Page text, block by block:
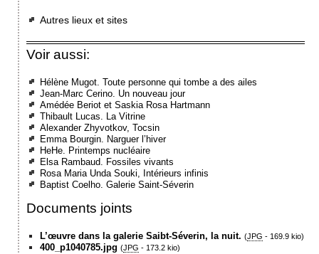
Autres lieux et sites
Voir aussi:
Hélène Mugot. Toute personne qui tombe a des ailes
Jean-Marc Cerino. Un nouveau jour
Amédée Beriot et Saskia Rosa Hartmann
Thibault Lucas. La Vitrine
Alexander Zhyvotkov, Tocsin
Emma Bourgin. Narguer l’hiver
HeHe. Printemps nucléaire
Elsa Rambaud. Fossiles vivants
Rosa Maria Unda Souki, Intérieurs infinis
Baptist Coelho. Galerie Saint-Séverin
Documents joints
L’œuvre dans la galerie Saibt-Séverin, la nuit. (JPG - 169.9 kio)
400_p1040785.jpg (JPG - 173.2 kio)